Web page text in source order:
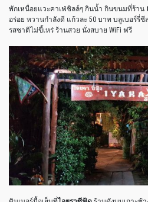
พักเหนื่อยแวะคาเฟ่ชิลล์ๆ กินน้ำ กินขนมที่ร้าน
อร่อย หวานกำลังดี แก้วละ 50 บาท บลูเบอร์รี่
รสชาติไม่ขี้เหร่ ร้านสวย นั่งสบาย WiFi ฟรี